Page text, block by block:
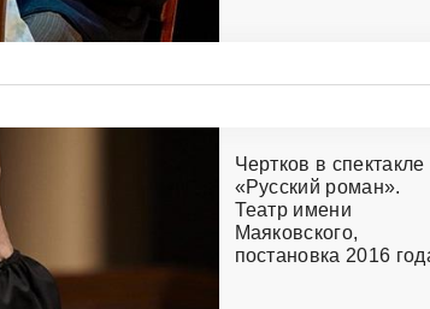
Чертков в спектакле
«Русский роман».
Театр имени
Маяковского,
постановка 2016